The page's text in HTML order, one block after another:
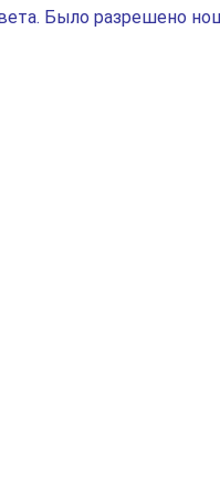
Было разрешено